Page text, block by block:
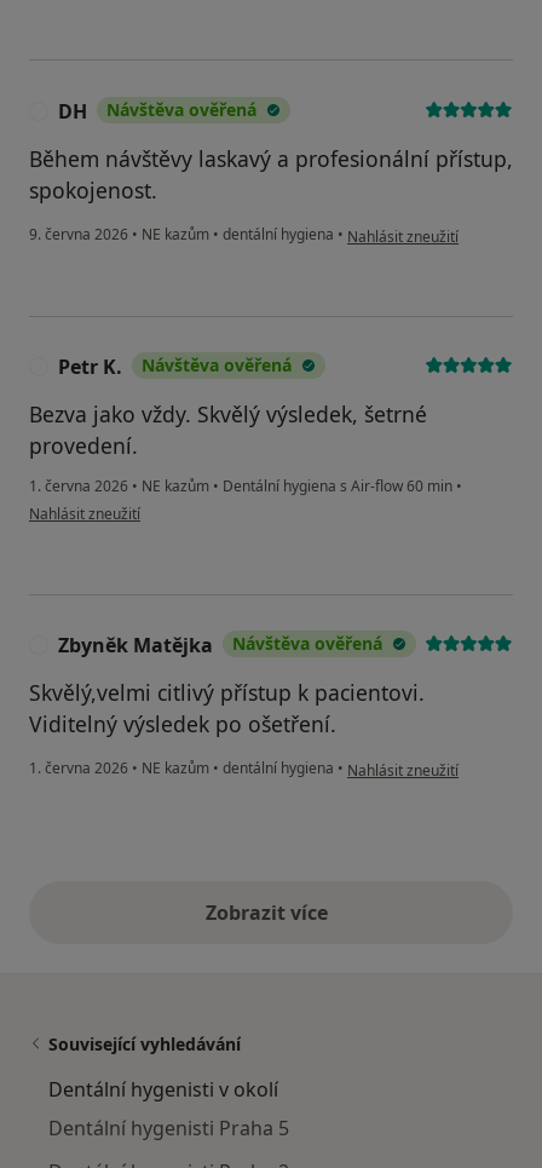
DH Návštěva ověřená
Během návštěvy laskavý a profesionální přístup,
spokojenost.
9. června 2026 • NE kazům • dentální hygiena • podle názoru uživatele DH
Nahlásit zneužití
Petr K. Návštěva ověřená
Bezva jako vždy. Skvělý výsledek, šetrné
provedení.
1. června 2026 • NE kazům • Dentální hygiena s Air-flow 60 min •
podle názoru uživatele Petr K.
Nahlásit zneužití
Zbyněk Matějka Návštěva ověřená
Skvělý,velmi citlivý přístup k pacientovi.
Viditelný výsledek po ošetření.
1. června 2026 • NE kazům • dentální hygiena • podle názoru uživatele
Nahlásit zneužití
Zobrazit vícevýše uvedené názory
Související vyhledávání
Dentální hygenisti v okolí
Dentální hygenisti Praha 5